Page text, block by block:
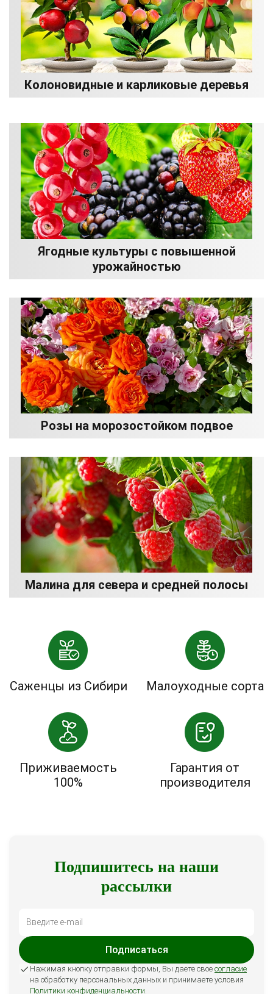
Колоновидные и карликовые деревья
Ягодные культуры с повышенной
урожайностью
Розы на морозостойком подвое
Малина для севера и средней полосы
Саженцы из Сибири Малоуходные сорта
Приживаемость
100%
Гарантия от
производителя
Подпишитесь на наши
рассылки
Подписаться
Нажимая кнопку отправки формы, Вы даете свое согласие
на обработку персональных данных и принимаете условия
Политики конфиденциальности.